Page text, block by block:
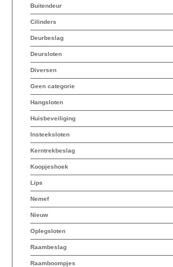
Buitendeur
Cilinders
Deurbeslag
Deursloten
Diversen
Geen categorie
Hangsloten
Huisbeveiliging
Insteeksloten
Kerntrekbeslag
Koopjeshoek
Lips
Nemef
Nieuw
Oplegsloten
Raambeslag
Raamboompjes